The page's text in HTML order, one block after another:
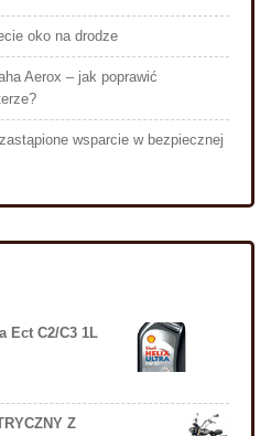
oko na drodze
Aerox – jak poprawić
wsparcie w bezpiecznej
Ect C2/C3 1L
Z